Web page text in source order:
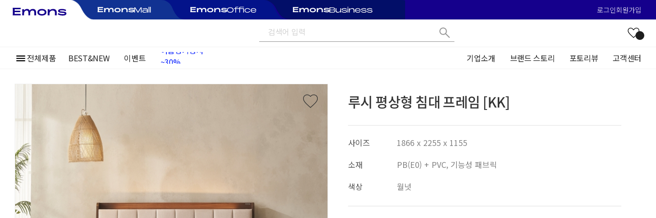
로그인회원가입
전체제품 BEST&NEW 이벤트
~30%
기업소개 브랜드 스토리 포토리뷰 고객센터
루시 평상형 침대 프레임 [KK]
사이즈
1866 x 2255 x 1155
소재
PB(E0) + PVC, 기능성 패브릭
색상
월넛